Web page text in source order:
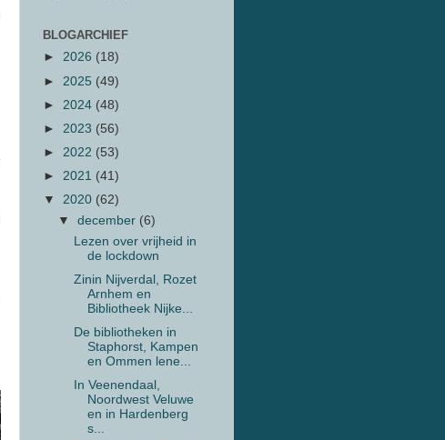
BLOGARCHIEF
► 2026 (18)
► 2025 (49)
► 2024 (48)
► 2023 (56)
► 2022 (53)
► 2021 (41)
▼ 2020 (62)
▼december (6)
Lezen over vrijheid in
de lockdown
Zinin Nijverdal, Rozet
Arnhem en
Bibliotheek Nijke...
De bibliotheken in
Staphorst, Kampen
en Ommen lene...
In Veenendaal,
Noordwest Veluwe
en in Hardenberg
s...